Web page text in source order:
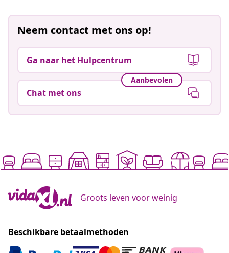
Neem contact met ons op!
Ga naar het Hulpcentrum
Aanbevolen
Chat met ons
Groots leven voor weinig
Beschikbare betaalmethoden